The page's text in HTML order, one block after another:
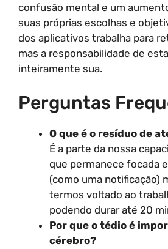
confusão mental e um
suas próprias escolhas e
dos aplicativos trabalha para
mas a responsabilidade de
inteiramente sua.
Perguntas
O que é o resíduo de
É a parte da nossa
que permanece focada
(como uma notificação)
termos voltado ao
podendo durar até 20
Por que o tédio é
cérebro?